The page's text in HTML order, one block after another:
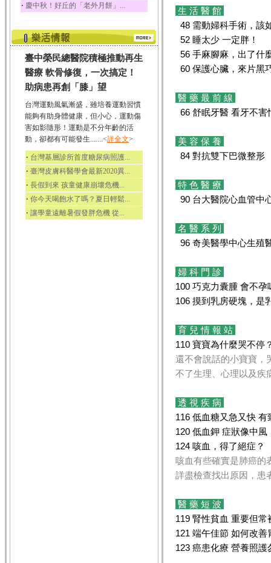
‧ 慶中秋！好丘的「老外月餅」...
臺中榮民總醫院積極推動再生
醫療 軟骨修復，一次搞定！
助病患再創「膝」望
台灣運動風氣漸盛，雖培養運動習慣
能夠有助身體健康，但小心，運動傷
害如影隨形！運動是不分年齡的活
動，卻都有可能發生.......<詳全文>
‧ 台灣基層診所首度糖尿病照護...
‧ 臺灣皮膚科醫學會最新2020異...
‧ 長假到來 孩童健康崩壞危機...
‧ 你今天喝飽水了嗎？夏日輕鬆...
‧ 讓學童遠離暑假發胖危機 從...
生 活 醫 館
48 需動婦科手術，該
52 睡太少 一定胖！
56 手麻腳麻，出了什
60 保護心臟，來片黑
醫 藥 最 前 線
66 舒眠牙醫 看牙不害
美 容 保 養
84 對抗雙下巴微整形
特 色 醫 療
90 台大醫院心血管中
名 醫 系 列
96 奇美醫學中心生殖
婦 科 門 診
100 巧克力囊腫 會不孕
106 摸到乳房硬塊，是
育 兒 情 報 站
110 寶寶為什麼哭不停
還不會說話的小寶寶，
不了生理、心理以及疾
透 視 疾 病
116 低血糖又急又快 有
120 低血鉀 症狀像中風
124 咳血，得了絕症？
咳血有些確實是肺癌的
詳盡檢查找出原因，患
醫 藥 短 波
119 腎性貧血 重要但常
121 端午佳節 如何改善
123 癌患化療 營養照護